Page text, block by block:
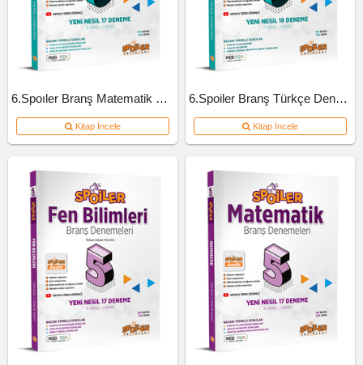
6.Spoıler Branş Matematik Deneme
Kitap İncele
6.Spoiler Branş Türkçe Deneme
Kitap İncele